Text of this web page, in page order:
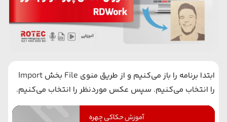
ابتدا برنامه را باز می‌کنیم و از طریق منوی File بخش Import
را انتخاب می‌کنیم. سپس عکس موردنظر را انتخاب می‌کنیم.